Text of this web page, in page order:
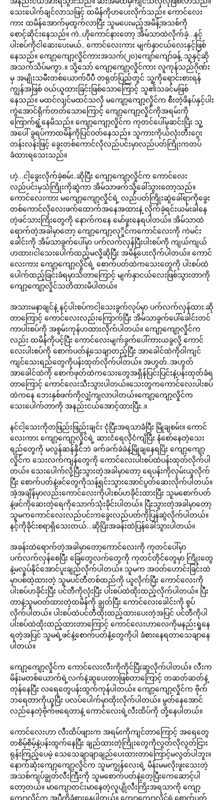
သေးပေါက်ချင်လာသဖြင့် ထမိန်ကိုဟပေးလိုက်သည်။ ကောင်လေး
ကား ထမိန်အောက်မှထွက်လာပြီး သူမပေးမည့်အမိန့်အသစ်ကို
စောင့်ဆိုင်းနေသည်။ ကဲ..ဟိုကောင်နားတော့ အိမ်သာထဲလိုက်ခဲ့…နင့်
ပါးစပ်ကိုငါဆေးပေးမယ်.. ကောင်လေးကား မျက်နှာငယ်လေးနှင့်ဖြစ်
နေသည်။ ကျော့ကျော့လှိုင်ကားအသက်(၂၀)ကျော်ကျော်ခန့်..သူနှင့်ဆို
အသက်သိပ်မကွာ..။ သို့သော် ကျော့ကျော့လှိုင်ကား လူကုန်သည်ဂိုဏ်း
မှ အမျိုးသမီးတစ်ယောက်ပီပီ တရုတ်ပြည်တွင် သူ့ကိုရောင်းစားရန်
ကျွန်အဖြစ် ဝယ်ယူထားခြင်းဖြစ်သောကြောင့် သူ၏သခင်မဖြစ်
နေသည်။ မထင်လျင်မထင်သလို မကျော့ကျော့လှိုင်က စီးတဲ့ဖိနပ်နှင့်ပါး
ကွဲအောင်ရိုက်တတ်သောကြောင့် ကျော့ကျော့လှိုင်ကိုအရမ်းကို
ကြောက်ရွံ့နေမိသည်။ ကျော့ကျော့လှိုင်က ကုတင်ပေါ်မှဆင်းပြိး သူ့
အပေါ် ခွရပ်ကာထမိန်ကိုပြင်ဝတ်နေသည်။ သူကားကိုယ်လုံးတီးဂွေး
တန်းလန်းဖြင့် ခွေးတစ်ကောင်လိုလည်ပင်းမှာလည်ပတ်ကြိုးကတပ်
ခံထားရသေးသည်။
ဟဲ့…ငါ့ခွေးလိုက်ခဲ့စမ်း..ဆိုပြီး ကျော့ကျော့လှိုင်က ကောင်လေး
လည်ပင်းမှသံကြိုးကိုဆွဲကာ အိမ်သာဖက်သို့ခေါ်သွားတော့သည်။
ကောင်လေးကား မကျော့ကျော့လှိုင်ရဲ့ လည်ပတ်ကြိုးဆွဲခေါ်ရာကိုခွေး
တစ်ကောင်လိုလေးဖက်ထောက်အနေအထားနဲ့ လိုက်ခဲ့ရင်းယမ်းခါနေ
တဲ့ဖင်သားကြိးတွေကို နောက်ကနေ မော်ဖူးနေရပါတယ်။ အိမ်သာထဲ
ရောက်တဲ့အခါမှာတော့ ကျော့ကျော့လုှိုင်ကကောင်လေးကို ကဲမင်း
ခေါင်းကို အိမ်သာခွက်ပေါ်မှာ ပက်လက်လှန်ပြီးပါးစပ်ကို ကျယ်ကျယ်
ဟထား၊ငါသေးပေါက်ထည့်မလို့ဆိုပြီး အမိန့်ပေးလိုက်ပါတယ်။ ကောင်
လေးကား ကျော့ကျော့လှိုင်ရဲ့ စောက်ပတ်ထဲကသေးတွေကို ပါးစပ်ထဲ
ပေါက်ထည့်ခြင်းခံရမှာသိတာကြောင့် မျက်နှာငယ်လေးဖြစ်သွားတာကို
ကျော့ကျော့လှိုင်သတိထားမိပါတယ်။
အသားမနာချင်နဲ့ နင့်ပါးစပ်ကငါ့သေးခွက်လုပ်မှာ ပက်လက်လှန်ထား.ဆို
တာကြောင့် ကောင်လေးလည်းကြောက်ပြီး အိမ်သာခွက်ပေါ်ခေါင်းတင်
ကာပါးစပ်ကို အစွမ်းကုန်ဟထားလိုက်ပါတယ်။ ကျော့ကျော့လှိုင်က
လည်း ထမိန်ကိုပင့်ပြီး ကောင်လေးမျက်ခွက်ပေါ်ကားယခွလို့ ကောင်
လေးပါးစပ်ကို စောက်ပတ်နဲ့သေချာတည့်ပြီး အာခေါင်ထဲကိုဝါကျင်
ကျင်သေးရည်တွေကိုပန်းထုတ်လိုက်ပါတယ်။ အဟွတ်..အဟွတ်
အာခေါင်ထဲကို စောက်ဖုတ်ထဲကသေးတွေအရှိန်ပြင်းပြင်းနဲ့ပန်းထုတ်ခံရ
တာကြောင့် ကောင်လေးသီးသွားပါတယ်။သေးတွကကောင်လေးပါးစပ်
ထဲကနေ ဘေးနှစ်ဖက်ကိုလျှံကျလာပါတယ်။ကျော့ကျော့လှိုင်က
သေးပေါက်တာကို အနည်းငယ်အောင့်ထားပြီး..။
နင်ငါ့သေးကိုတဖြည်းဖြည်းချင်း ငုံပြီးအရသာခံပြီး မြိုချစမ်း။ ကောင်
လေးကား ကျော့ကျော့လှိုင်ရဲ့ ဆားငံရေလိုငံကျိပြီး နံစော်နေတဲ့သေး
ရည်တွေကို မလွန်ဆန်နိုင်ဘဲ ခက်ခက်ခဲခဲနဲ့မြိုချနေရပြိး ကျော့ကျော့
လှိုင်က သေးလက်ကျန်တွေကို ကောင်လေးပါးစပ်ထဲပန်းထုတ်လိုက်ပါ
တယ်။ သေးပေါက်လို့ပြီးသွားတဲ့အခါမှာတော့ ရေပန်းကိုလှမ်းယူလိုက်
ပြီး စောက်ပတ်နဲ့ဖင်တွေကိုသန့်ရှင်းသွားအောင်ပွတ်ဆေးလိုက်ပါတယ်။
အဲ့အချိန်မှာလည်းကောင်လေးကိုပါးစပ်ဟခိုင်းထားပြီး သူမစောက်ပတ်
နဲ့ဖင်ကိုဆေးတဲ့ရေကိုသောက်သုံးခိုင်းပါတယ်။ ပြီးသွားတဲ့အခါမှာတော့
သူမကကောင်လေးလည်ပင်းကခွေးလည်ပတ်ကိုပြန်ဆွဲလိုက်ပါတယ်။
နင့်ကိုခိုင်းစရာရှိသေးတယ်…ဆိုပြိးအခန်းထဲပြန်ခေါ်သွားပါတယ်။
အခန်းထဲရောက်တဲ့အခါမှာတော့ကောင်လေးကို ကုတင်ပေါ်မှာ
ပက်လက်လှန်စေပြီး ခြေတွေလက်တွေကို ကုတင်တိုင်တွေမှာ ကြိုးတွေ
နဲ့မလှုပ်နိုင်အောင်ပူးချည်လိုက်ပါတယ်။ သူမက အဝတ်ဟောင်းခြင်းထဲ
မှာပစ်ထဲ့ထားတဲ့ သူမပင်တီတစ်ထည်ကို ယူလိုက်ပြီး ကောင်လေးကို
ပါးစပ်ဟခိုင်းပြီး ပင်တီကိုလုံးပြီး ပါးစပ်ထဲထိုးထည့်လိုက်ပါတယ်။ ပြီး
တာနဲ့သူမဝတ်ထားတဲ့ထမိန်ကို ချွတ်ပြီး ကောင်လေးခေါင်းကို စွပ်
လိုက်ပါတယ်။ ပါးစပ်ထဲပင်တီထိုးထည့်ထားပေးတဲ့အပြင် ပင်တီကိုပါ
ပါးစပ်ထဲထိုးထည့်ထားတာကြောင့် ကောင်လေးဟာလေကိုမနည်းရှုနေ
ရတဲ့အပြင် သူမရဲ့ဖင်နဲ့စောက်ပတ်နံ့တွေကိုပါ ခံစားနေရတာသေချာနေ
ပါတယ်။
ကျော့ကျော့လှိုင်က ကောင်လေးလီးကိုကိုင်ပြီးဆွလိုက်ပါတယ်။ လီးက
မိန်းမတစ်ယောက်ရဲ့လက်နဲ့ဆွပေးတာဖြစ်တာကြောင့် တဆတ်ဆတ်နဲ့
တုန်နေပြီး လရေတွေပန်းထွက်ကုန်ပါတယ်။ ကျော့ကျော့လှိုင်က ဗိုက်
ဘရေတာကိုယူပြီး ပလပ်ပေါက်မှာထိုးလိုက်ပါတယ်။ မွတ်နေအောင်
လည်နေတဲ့ဗိုက်ဗရေတာနဲ့ ကောင်လေးရဲ့လီးထိပ်ကို တို့နေပါတယ်။
ကောင်လေးဟာ လီးထိပ်ဖျားက အရမ်းကိုကျင်တာကြောင့် အရေတွေ
တစိမ့်စိမ့်နဲ့ပန်းထွက်နေပြီး ချည်ထားတဲ့ကြိုးတွေကိုလွတ်လိုလွတ်ငြား
ရုန်းကြည့်ပေမဲ့ သေသေချာချာချည်ပေးထားတာကြောင့်မလွတ်ပါဘူး။
နောက်ဆုံးကျော့ကျော့လှိုင်က သူမကျွန်လေးရဲ့ မိန်းမမလိုးဖူးသေးတဲ့
အသစ်ကျပ်ချွတ်လီးကြီးကို သူမစောက်ပတ်နဲ့တေ့ပြီးကေဆောင့်ပါ
တော့တယ်။ မာကျောတင်းမာနေတဲ့လူပျိုလီးကြိးအရသာကို ကျော့
ကျော့လှိုင်က အပီကိုခံစားနေပါတယ်။ ကျော့ကျော့လှိုင်ရဲ့စောက်ပတ်